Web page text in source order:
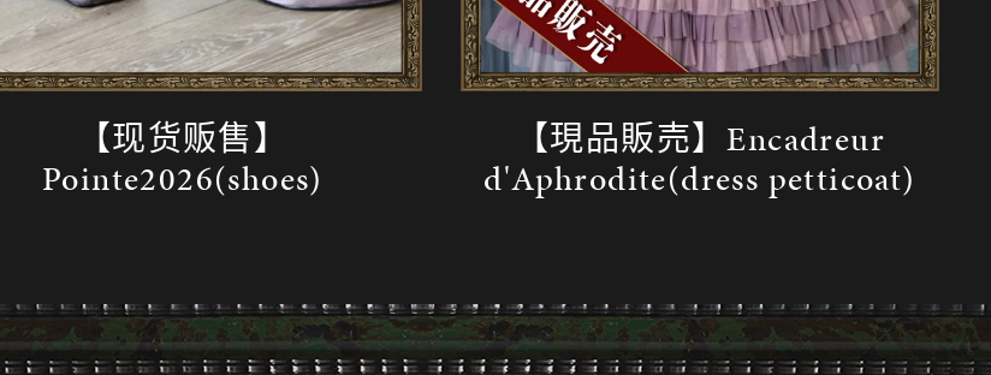
【现货贩售】
Pointe2026(shoes)
【現品販売】Encadreur
d'Aphrodite(dress petticoat)